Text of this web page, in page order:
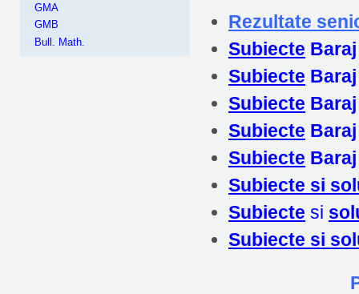
Rezultate
Subiecte
Subiecte
Subiecte
Subiecte
Subiecte
Subiecte si
Subiecte si
Subiecte si
GMA
GMB
Bull. Math.